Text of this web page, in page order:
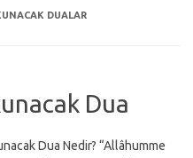
DUALAR
Dua
Dua Nedir? “Allâhumme